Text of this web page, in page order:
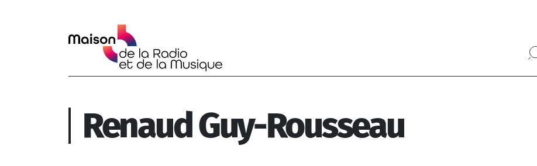
Renaud Guy-Rousseau